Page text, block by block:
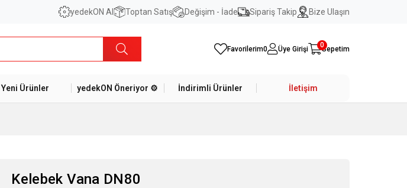
yedekON AI Toptan Satış Değişim - İade Sipariş Takip Bize Ulaşın
Favorilerim0 Üye Girişi Sepetim
0
Yeni Ürünler yedekON Öneriyor ⚙️ İndirimli Ürünler İletişim
Kelebek Vana DN80